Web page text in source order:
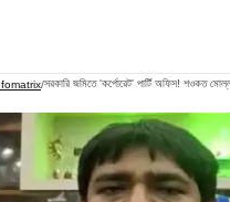
/সরকারি জমিতে 'কর্পোরেট' পার্টি অফিস! শওকত